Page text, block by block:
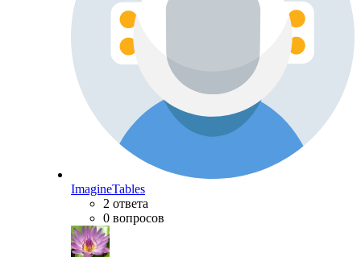
ImagineTables
2 ответа
0 вопросов